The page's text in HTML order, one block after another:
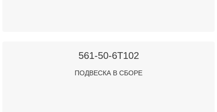
561-50-6T102
ПОДВЕСКА В СБОРЕ